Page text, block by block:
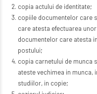
copia actului de identitate;
copiile documentelor care
care atesta efectuarea
documentelor care atesta
postului;
copia carnetului de munca
ateste vechimea in munca,
studiilor, in copie;